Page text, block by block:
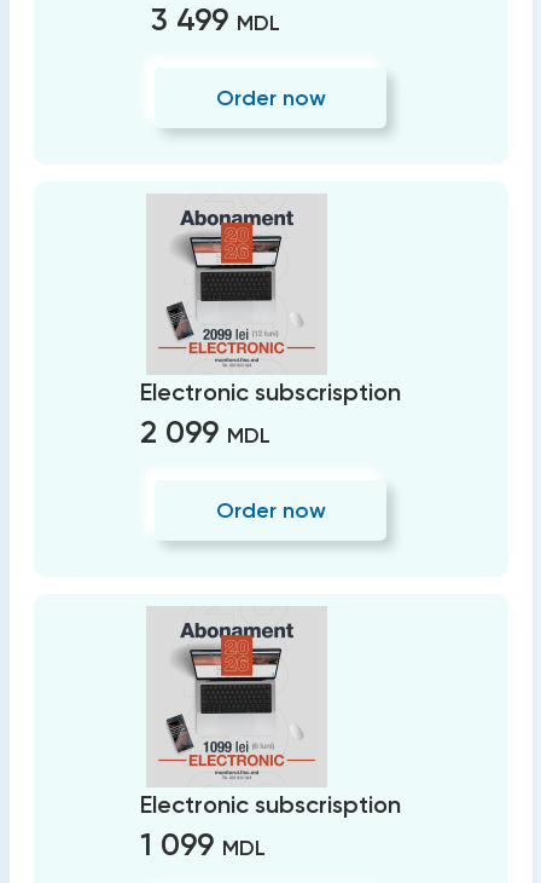
3 499 MDL
Order now
Electronic subscrisption
2 099 MDL
Order now
Electronic subscrisption
1 099 MDL